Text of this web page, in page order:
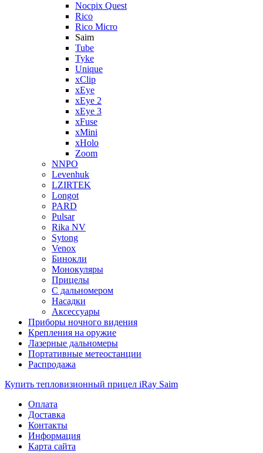
Nocpix Quest
Rico
Rico Micro
Saim
Tube
Tyke
Unique
xClip
xEye
xEye 2
xEye 3
xFuse
xMini
xHolo
Zoom
NNPO
Levenhuk
LZIRTEK
Longot
PARD
Pulsar
Rika NV
Sytong
Venox
Бинокли
Монокуляры
Прицелы
С дальномером
Насадки
Аксессуары
Приборы ночного видения
Крепления на оружие
Лазерные дальномеры
Портативные метеостанции
Распродажа
Купить тепловизионный прицел iRay Saim
Оплата
Доставка
Контакты
Информация
Карта сайта